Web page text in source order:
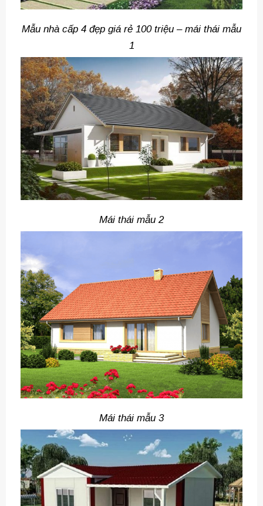
Mẫu nhà cấp 4 đẹp giá rẻ 100 triệu – mái thái mẫu
1
Mái thái mẫu 2
Mái thái mẫu 3